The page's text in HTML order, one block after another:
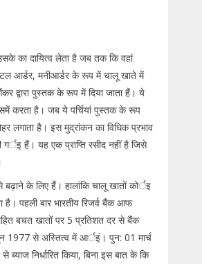
का दायित्व लेता है जब तक कि वहां
आर्डर, मनीआर्डर के रूप में चालू खाते में
द्वारा पुस्तक के रूप में दिया जाता हैं। ये
इसमें करता है। जब ये पर्चियां पुस्तक के रूप
लगाता है। इस मुद्रांकन का विधिक प्रभाव
हैं। यह एक प्राप्ति रसीद नहीं है जिसे
के लिए हैं। हालांकि चालू खातों कोर्इ
है। पहली बार भारतीय रिजर्व बैंक आफ
बचत खातों पर 5 प्रतिशत दर से बैंक
1977 से अस्तित्व में आर्इं। पुन: 01 मार्च
निर्धारित किया, बिना इस बात के कि